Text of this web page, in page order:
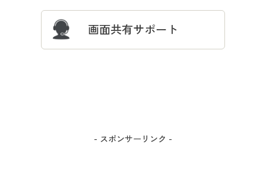
画面共有サポート
- スポンサーリンク -